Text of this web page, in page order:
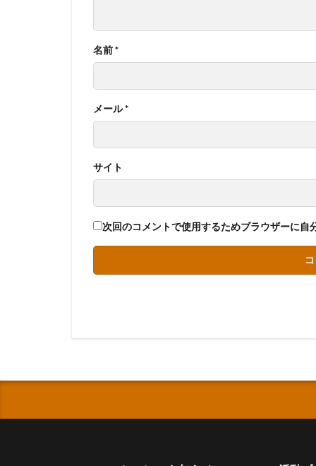
名前*
メール*
サイト
次回のコメントで使用するためブラウザーに